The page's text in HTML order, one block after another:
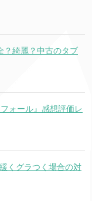
？綺麗？中古のタブ
ォール』感想評価レ
くグラつく場合の対